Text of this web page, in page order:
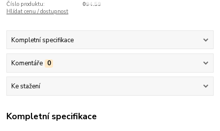
Číslo produktu:
094.59
Hlídat cenu / dostupnost
Kompletní specifikace
Komentáře 0
Ke stažení
Kompletní specifikace